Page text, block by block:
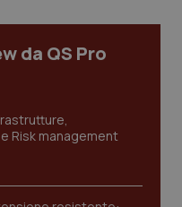
da QS Pro
Risk management
di base quali la
alle aree
è in grado di
Fornitore/